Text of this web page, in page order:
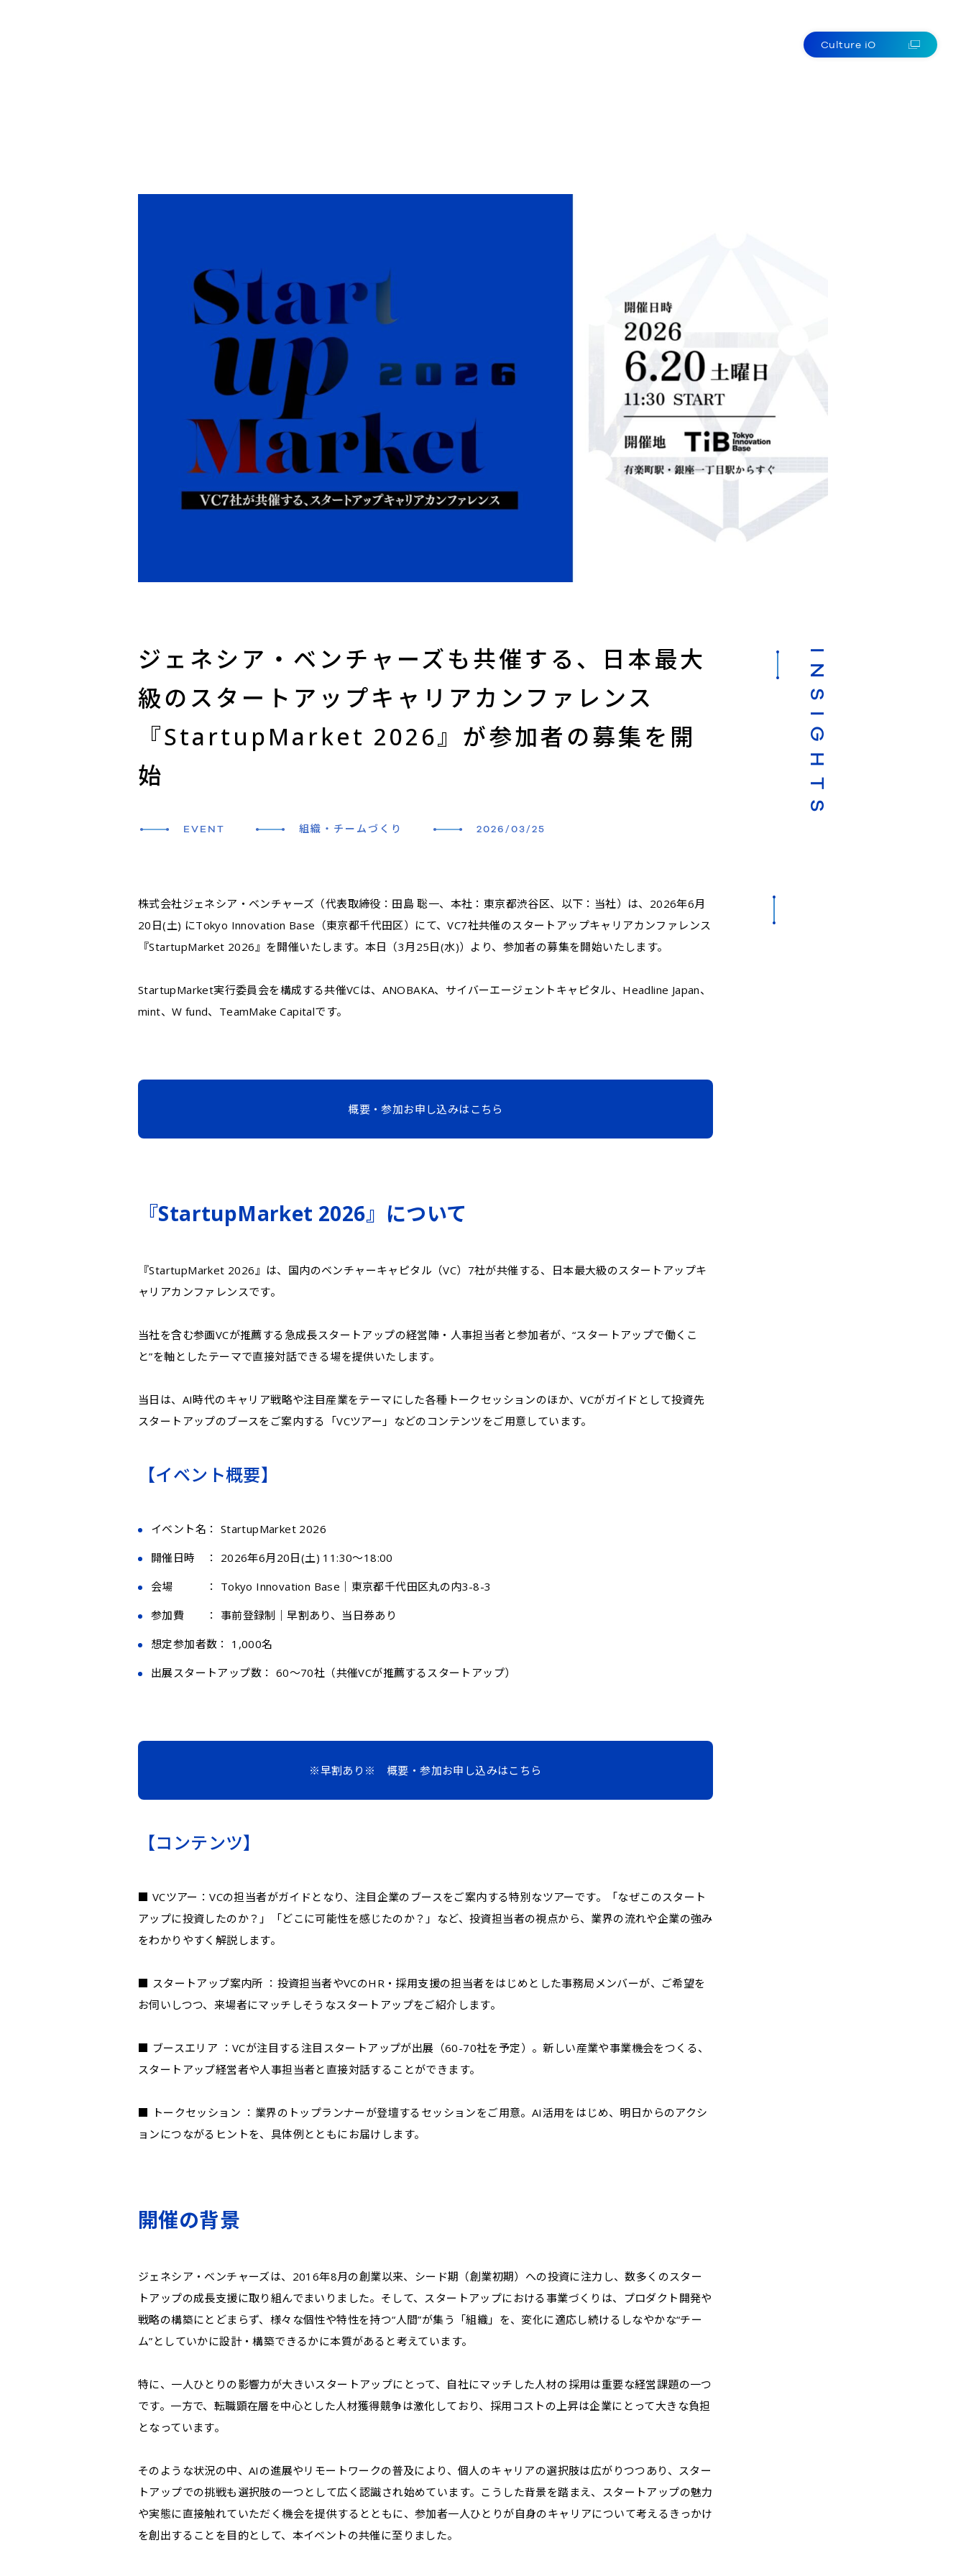
Culture iO
INSIGHTS
ジェネシア・ベンチャーズも共催する、日本最大
級のスタートアップキャリアカンファレンス
『StartupMarket 2026』が参加者の募集を開
始
EVENT 組織・チームづくり 2026/03/25
株式会社ジェネシア・ベンチャーズ（代表取締役：田島 聡一、本社：東京都渋谷区、以下：当社）は、2026年6月
20日(土) にTokyo Innovation Base（東京都千代田区）にて、VC7社共催のスタートアップキャリアカンファレンス
『StartupMarket 2026』を開催いたします。本日（3月25日(水)）より、参加者の募集を開始いたします。
StartupMarket実行委員会を構成する共催VCは、ANOBAKA、サイバーエージェントキャピタル、Headline Japan、
mint、W fund、TeamMake Capitalです。
概要・参加お申し込みはこちら
『StartupMarket 2026』について
『StartupMarket 2026』は、国内のベンチャーキャピタル（VC）7社が共催する、日本最大級のスタートアップキ
ャリアカンファレンスです。
当社を含む参画VCが推薦する急成長スタートアップの経営陣・人事担当者と参加者が、“スタートアップで働くこ
と”を軸としたテーマで直接対話できる場を提供いたします。
当日は、AI時代のキャリア戦略や注目産業をテーマにした各種トークセッションのほか、VCがガイドとして投資先
スタートアップのブースをご案内する「VCツアー」などのコンテンツをご用意しています。
【イベント概要】
イベント名： StartupMarket 2026
開催日時 ： 2026年6月20日(土) 11:30〜18:00
会場 ： Tokyo Innovation Base｜東京都千代田区丸の内3-8-3
参加費 ： 事前登録制｜早割あり、当日券あり
想定参加者数： 1,000名
出展スタートアップ数： 60〜70社（共催VCが推薦するスタートアップ）
※早割あり※ 概要・参加お申し込みはこちら
【コンテンツ】
■ VCツアー：VCの担当者がガイドとなり、注目企業のブースをご案内する特別なツアーです。「なぜこのスタート
アップに投資したのか？」「どこに可能性を感じたのか？」など、投資担当者の視点から、業界の流れや企業の強み
をわかりやすく解説します。
■ スタートアップ案内所 ：投資担当者やVCのHR・採用支援の担当者をはじめとした事務局メンバーが、ご希望を
お伺いしつつ、来場者にマッチしそうなスタートアップをご紹介します。
■ ブースエリア ：VCが注目する注目スタートアップが出展（60-70社を予定）。新しい産業や事業機会をつくる、
スタートアップ経営者や人事担当者と直接対話することができます。
■ トークセッション ：業界のトップランナーが登壇するセッションをご用意。AI活用をはじめ、明日からのアクシ
ョンにつながるヒントを、具体例とともにお届けします。
開催の背景
ジェネシア・ベンチャーズは、2016年8月の創業以来、シード期（創業初期）への投資に注力し、数多くのスター
トアップの成長支援に取り組んでまいりました。そして、スタートアップにおける事業づくりは、プロダクト開発や
戦略の構築にとどまらず、様々な個性や特性を持つ“人間”が集う「組織」を、変化に適応し続けるしなやかな“チー
ム”としていかに設計・構築できるかに本質があると考えています。
特に、一人ひとりの影響力が大きいスタートアップにとって、自社にマッチした人材の採用は重要な経営課題の一つ
です。一方で、転職顕在層を中心とした人材獲得競争は激化しており、採用コストの上昇は企業にとって大きな負担
となっています。
そのような状況の中、AIの進展やリモートワークの普及により、個人のキャリアの選択肢は広がりつつあり、スター
トアップでの挑戦も選択肢の一つとして広く認識され始めています。こうした背景を踏まえ、スタートアップの魅力
や実態に直接触れていただく機会を提供するとともに、参加者一人ひとりが自身のキャリアについて考えるきっかけ
を創出することを目的として、本イベントの共催に至りました。